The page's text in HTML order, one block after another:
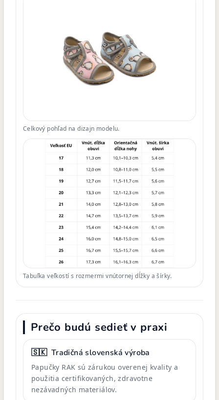
Celkový pohľad na dizajn modelu.
Tabuľka veľkostí s rozmermi vnútornej dĺžky a šírky.
Prečo budú sedieť v praxi
🇸🇰 Tradičná slovenská výroba
Papučky RAK sú zárukou overenej kvality a
použitia certifikovaných, zdravotne
nezávadných materiálov.